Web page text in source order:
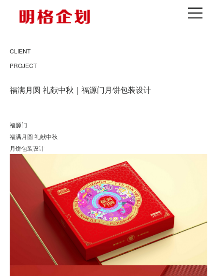
CLIENT
PROJECT
福满月圆 礼献中秋｜福源门月饼包装设计
福源门
福满月圆 礼献中秋
月饼包装设计